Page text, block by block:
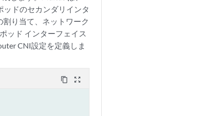
ドのセカンダリインタ
り当て、ネットワーク
ッド インターフェイス
CNI設定を定義しま
content_copy zoom_out_map